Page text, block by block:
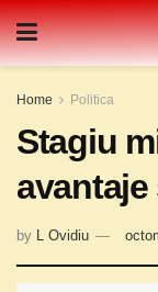
Home Politica
Stagiu
by L Ovidiu